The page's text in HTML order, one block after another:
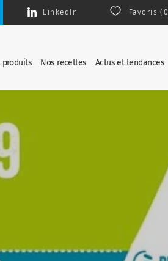
LinkedIn Favoris ( 0
produits Nos recettes Actus et tendances